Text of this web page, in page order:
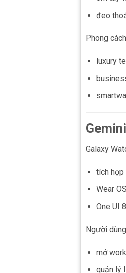
đeo
Phong
luxury
Galaxy
tích hợp
Wear
One UI
Người
mở
quản lý